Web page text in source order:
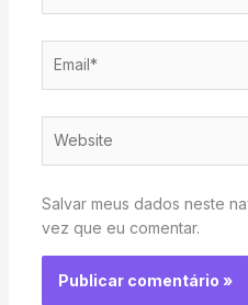
Salvar meus dados neste
vez que eu comentar.